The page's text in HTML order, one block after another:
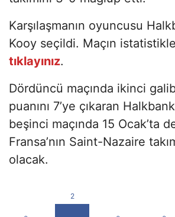
Karşılaşmanın oyuncusu
Kooy seçildi. Maçın
tıklayınız.
Dördüncü maçında ikinci
puanını 7’ye çıkaran
beşinci maçında 15 Ocak’ta
Fransa’nın Saint-Nazaire
olacak.